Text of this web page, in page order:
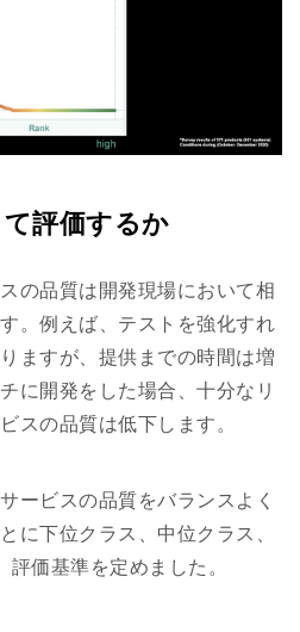
評価するか
の品質は開発現場において相
。例えば、テストを強化すれ
ますが、提供までの時間は増
に開発をした場合、十分なリ
スの品質は低下します。
ービスの品質をバランスよく
に下位クラス、中位クラス、
評価基準を定めました。